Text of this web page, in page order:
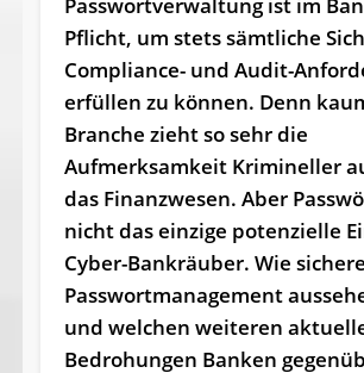
Pflicht, um stets sämtliche
Compliance- und Audit-
erfüllen zu können. Denn
Branche zieht so sehr die
Aufmerksamkeit Krimineller
das Finanzwesen. Aber
nicht das einzige potenzielle
Cyber-Bankräuber. Wie
Passwortmanagement
und welchen weiteren
Bedrohungen Banken